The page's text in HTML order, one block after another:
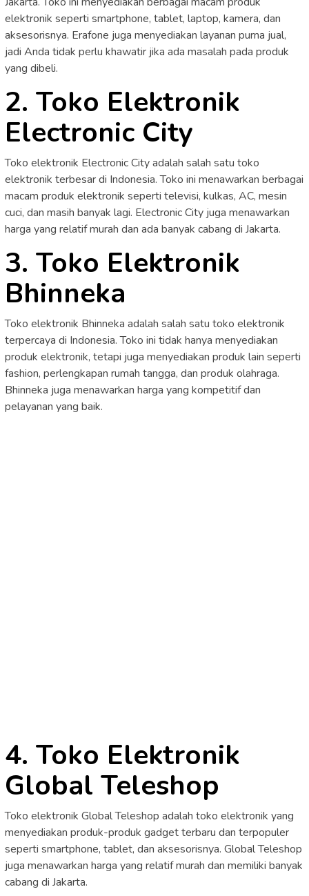
elektronik seperti smartphone, tablet, laptop, kamera, dan
aksesorisnya. Erafone juga menyediakan layanan purna jual,
jadi Anda tidak perlu khawatir jika ada masalah pada produk
yang dibeli.
2. Toko Elektronik
Electronic City
Toko elektronik Electronic City adalah salah satu toko
elektronik terbesar di Indonesia. Toko ini menawarkan berbagai
macam produk elektronik seperti televisi, kulkas, AC, mesin
cuci, dan masih banyak lagi. Electronic City juga menawarkan
harga yang relatif murah dan ada banyak cabang di Jakarta.
3. Toko Elektronik
Bhinneka
Toko elektronik Bhinneka adalah salah satu toko elektronik
terpercaya di Indonesia. Toko ini tidak hanya menyediakan
produk elektronik, tetapi juga menyediakan produk lain seperti
fashion, perlengkapan rumah tangga, dan produk olahraga.
Bhinneka juga menawarkan harga yang kompetitif dan
pelayanan yang baik.
4. Toko Elektronik
Global Teleshop
Toko elektronik Global Teleshop adalah toko elektronik yang
menyediakan produk-produk gadget terbaru dan terpopuler
seperti smartphone, tablet, dan aksesorisnya. Global Teleshop
juga menawarkan harga yang relatif murah dan memiliki banyak
cabang di Jakarta.